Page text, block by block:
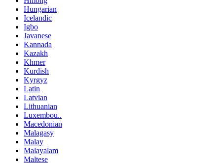
Hungarian
Icelandic
Igbo
Javanese
Kannada
Kazakh
Khmer
Kurdish
Kyrgyz
Latin
Latvian
Lithuanian
Luxembou..
Macedonian
Malagasy
Malay
Malayalam
Maltese